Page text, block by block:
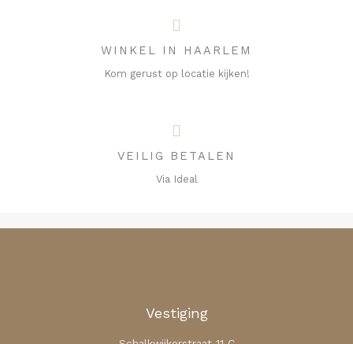
WINKEL IN HAARLEM
Kom gerust op locatie kijken!
VEILIG BETALEN
Via Ideal
Vestiging